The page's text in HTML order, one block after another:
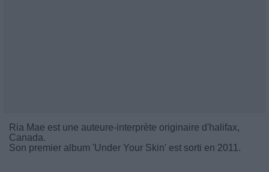
Ria Mae est une auteure-interprète originaire d'halifax,
Canada.
Son premier album 'Under Your Skin' est sorti en 2011.